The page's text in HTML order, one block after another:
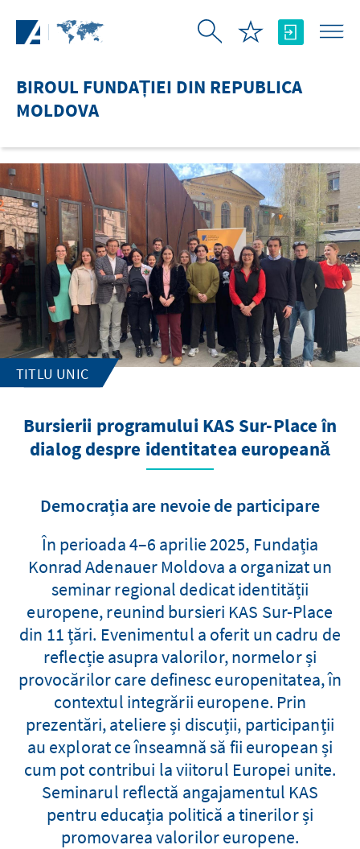
BIROUL FUNDAȚIEI DIN REPUBLICA
MOLDOVA
TITLU UNIC
Bursierii programului KAS Sur-Place în
dialog despre identitatea europeană
Democrația are nevoie de participare
În perioada 4–6 aprilie 2025, Fundația
Konrad Adenauer Moldova a organizat un
seminar regional dedicat identității
europene, reunind bursieri KAS Sur-Place
din 11 țări. Evenimentul a oferit un cadru de
reflecție asupra valorilor, normelor și
provocărilor care definesc europenitatea, în
contextul integrării europene. Prin
prezentări, ateliere și discuții, participanții
au explorat ce înseamnă să fii european și
cum pot contribui la viitorul Europei unite.
Seminarul reflectă angajamentul KAS
pentru educația politică a tinerilor și
promovarea valorilor europene.